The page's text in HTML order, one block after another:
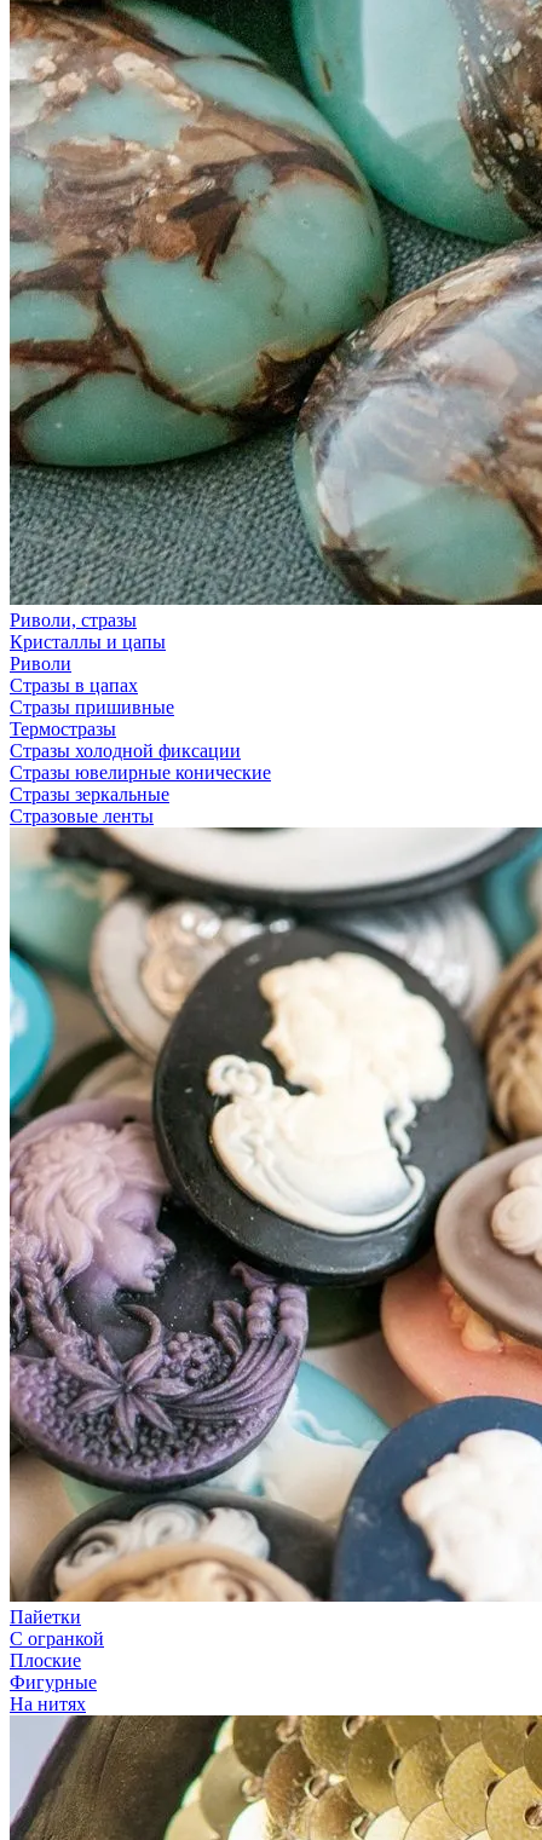
Риволи, стразы
Кристаллы и цапы
Риволи
Стразы в цапах
Стразы пришивные
Термостразы
Стразы холодной фиксации
Стразы ювелирные конические
Стразы зеркальные
Стразовые ленты
Пайетки
С огранкой
Плоские
Фигурные
На нитях